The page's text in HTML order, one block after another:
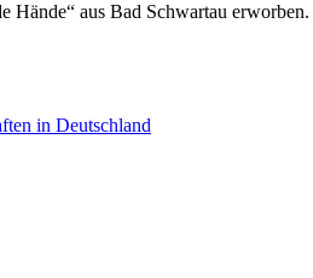
aus Bad Schwartau
in Deutschland